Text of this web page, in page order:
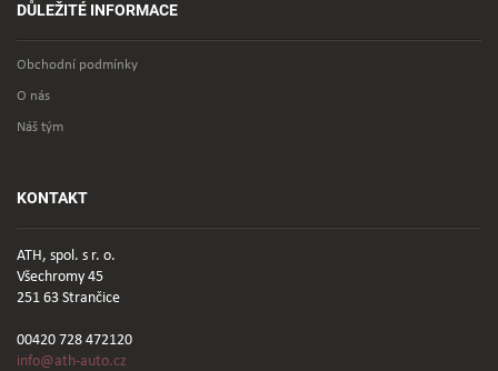
DŮLEŽITÉ INFORMACE
Obchodní podmínky
O nás
Náš tým
KONTAKT
ATH, spol. s r. o.
Všechromy 45
251 63 Strančice
00420 728 472120
info@ath-auto.cz